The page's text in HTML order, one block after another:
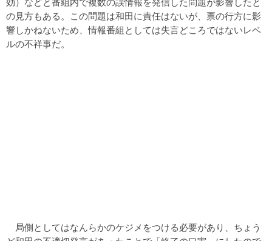
効）などと番組内で複数の誤情報を発信した問題が影響したと
の見方もある。この問題は和田に責任はないが、票の行方に影
響しかねないため、情報番組としては失言どころではないレベ
ルの不祥事だ。
局側としてはなんらかのケジメをつける必要があり、ちょう